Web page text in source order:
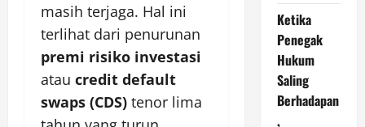
masih terjaga. Hal ini
terlihat dari penurunan
premi risiko investasi
atau credit default
swaps (CDS) tenor lima
Ketika
Penegak
Hukum
Saling
Berhadapan
,